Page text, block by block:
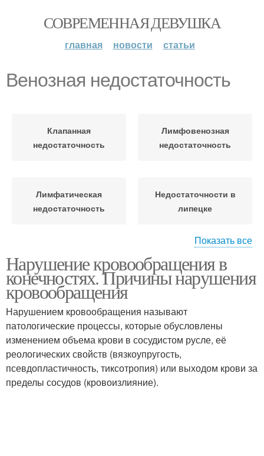
СОВРЕМЕННАЯ ДЕВУШКА
главная новости статьи
Венозная недостаточность
Клапанная
недостаточность
Лимфовенозная
недостаточность
Лимфатическая
недостаточность
Недостаточности в
липецке
дисциркуляция
Показать все
Нарушение кровообращения в
конечностях. Причины нарушения
кровообращения
Нарушением кровообращения называют
патологические процессы, которые обусловлены
изменением объема крови в сосудистом русле, её
реологических свойств (вязкоупругость,
псевдопластичность, тиксотропия) или выходом крови за
пределы сосудов (кровоизлияние).